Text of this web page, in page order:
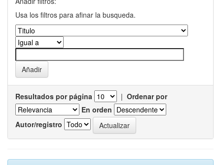
Usa los filtros para afinar la busqueda.
Resultados por página | Ordenar por
En orden
Autor/registro